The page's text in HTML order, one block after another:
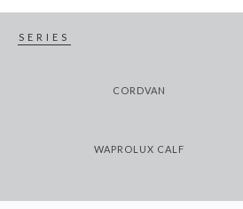
SERIES
CORDVAN
WAPROLUX CALF